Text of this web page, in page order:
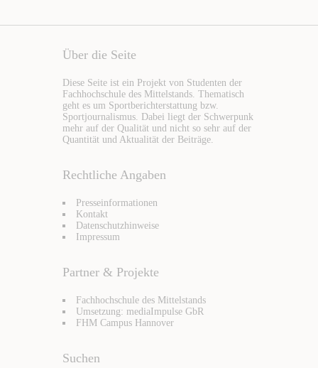
Über die Seite
Diese Seite ist ein Projekt von Studenten der
Fachhochschule des Mittelstands. Thematisch
geht es um Sportberichterstattung bzw.
Sportjournalismus. Dabei liegt der Schwerpunk
mehr auf der Qualität und nicht so sehr auf der
Quantität und Aktualität der Beiträge.
Rechtliche Angaben
Presseinformationen
Kontakt
Datenschutzhinweise
Impressum
Partner & Projekte
Fachhochschule des Mittelstands
Umsetzung: mediaImpulse GbR
FHM Campus Hannover
Suchen